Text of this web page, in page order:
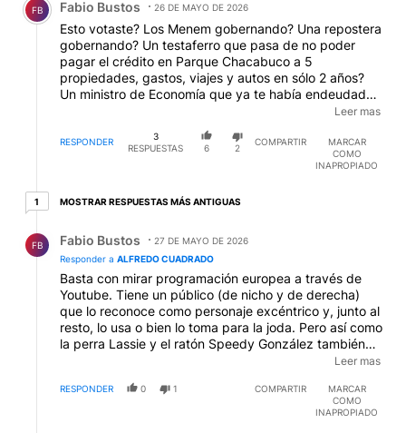
FB Fabio Bustos 26 DE MAYO DE 2026
Esto votaste? Los Menem gobernando? Una repostera
gobernando? Un testaferro que pasa de no poder
pagar el crédito en Parque Chacabuco a 5
propiedades, gastos, viajes y autos en sólo 2 años?
Un ministro de Economía que ya te había endeudado
con Macri? Todos alrededor de un psiconanista
megalómano que se autoproclama la 3ra persona más
famosa del mundo?? ESO VOTASTE??? Tanto daño te
hicieron en casa y en el colegio??? (como Milei, bah...)
Leer mas
RESPONDER
3
RESPUESTAS
6 2
COMPARTIR
MARCAR
COMO
INAPROPIADO
11 respuesta más antiguas
MOSTRAR RESPUESTAS MÁS ANTIGUAS
FB Fabio Bustos
27 DE MAYO DE 2026
Responder a ALFREDO CUADRADO
Basta con mirar programación europea a través de
Youtube. Tiene un público (de nicho y de derecha)
que lo reconoce como personaje excéntrico y, junto al
resto, lo usa o bien lo toma para la joda. Pero así como
la perra Lassie y el ratón Speedy González también
tuvieron su "fama" para carcajada de consumidores
de él mismo.
Leer mas
RESPONDER 0 1 COMPARTIR
MARCAR
COMO
INAPROPIADO